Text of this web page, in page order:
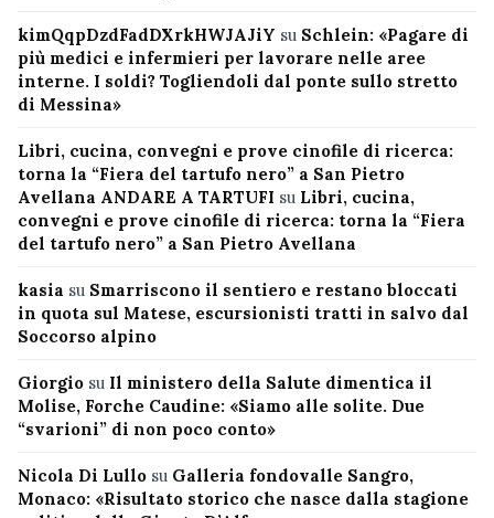
kimQqpDzdFadDXrkHWJAJiY su Schlein: «Pagare di
più medici e infermieri per lavorare nelle aree
interne. I soldi? Togliendoli dal ponte sullo stretto
di Messina»
Libri, cucina, convegni e prove cinofile di ricerca:
torna la “Fiera del tartufo nero” a San Pietro
Avellana ANDARE A TARTUFI su Libri, cucina,
convegni e prove cinofile di ricerca: torna la “Fiera
del tartufo nero” a San Pietro Avellana
kasia su Smarriscono il sentiero e restano bloccati
in quota sul Matese, escursionisti tratti in salvo dal
Soccorso alpino
Giorgio su Il ministero della Salute dimentica il
Molise, Forche Caudine: «Siamo alle solite. Due
“svarioni” di non poco conto»
Nicola Di Lullo su Galleria fondovalle Sangro,
Monaco: «Risultato storico che nasce dalla stagione